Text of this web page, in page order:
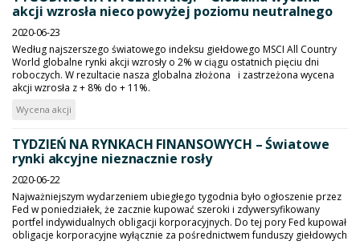
akcji wzrosła nieco powyżej poziomu neutralnego
2020-06-23
Według najszerszego światowego indeksu giełdowego MSCI All Country
World globalne rynki akcji wzrosły o 2% w ciągu ostatnich pięciu dni
roboczych. W rezultacie nasza globalna złożona i zastrzeżona wycena
akcji wzrosła z + 8% do + 11%.
Wycena akcji
TYDZIEŃ NA RYNKACH FINANSOWYCH – Światowe
rynki akcyjne nieznacznie rosły
2020-06-22
Najważniejszym wydarzeniem ubiegłego tygodnia było ogłoszenie przez
Fed w poniedziałek, że zacznie kupować szeroki i zdywersyfikowany
portfel indywidualnych obligacji korporacyjnych. Do tej pory Fed kupował
obligacje korporacyjne wyłącznie za pośrednictwem funduszy giełdowych